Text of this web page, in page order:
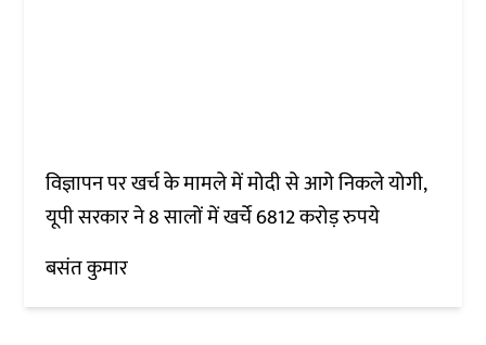
विज्ञापन पर खर्च के मामले में मोदी से आगे निकले योगी,
यूपी सरकार ने 8 सालों में खर्चे 6812 करोड़ रुपये
बसंत कुमार